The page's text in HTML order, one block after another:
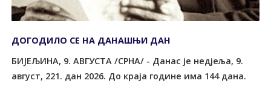
ДОГОДИЛО СЕ НА ДАНАШЊИ ДАН
БИЈЕЉИНА, 9. АВГУСТА /СРНА/ - Данас је недјеља, 9.
август, 221. дан 2026. До краја године има 144 дана.